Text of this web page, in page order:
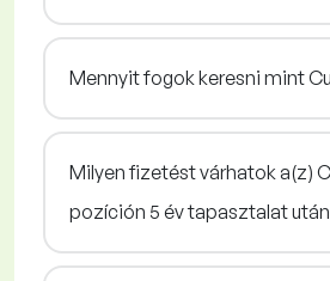
Mennyit fogok keresni mint
Milyen fizetést várhatok a(z)
pozíción 5 év tapasztalat